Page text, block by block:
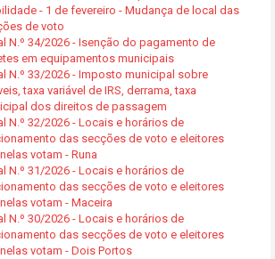
- 1 de fevereiro - Mudança de local das
de voto
N.º 34/2026 - Isenção do pagamento de
em equipamentos municipais
N.º 33/2026 - Imposto municipal sobre
taxa variável de IRS, derrama, taxa
dos direitos de passagem
N.º 32/2026 - Locais e horários de
das secções de voto e eleitores
votam - Runa
N.º 31/2026 - Locais e horários de
das secções de voto e eleitores
votam - Maceira
N.º 30/2026 - Locais e horários de
das secções de voto e eleitores
votam - Dois Portos